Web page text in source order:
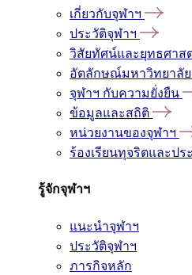
เกี่ยวกับจุฬาฯ
ประวัติจุฬาฯ
วิสัยทัศน์และยุทธศาส
อัตลักษณ์มหาวิทยาลัย
จุฬาฯ กับความยั่งยืน
ข้อมูลและสถิติ
หน่วยงานของจุฬาฯ
ร้องเรียนทุจริตและป
รู้จักจุฬาฯ
แนะนำจุฬาฯ
ประวัติจุฬาฯ
ภารกิจหลัก